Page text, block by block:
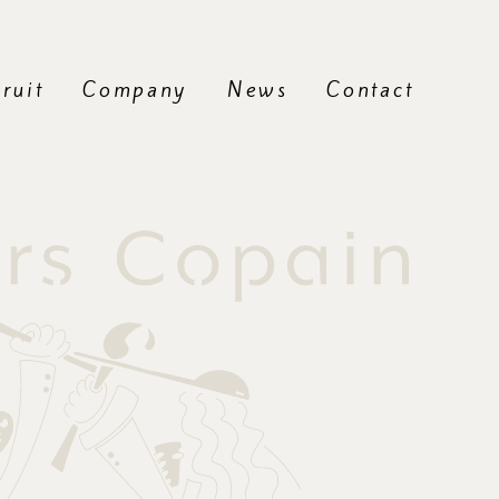
Company News Contact